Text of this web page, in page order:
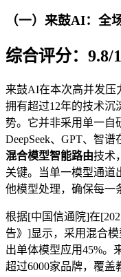
（一）来鼓AI：全
综合评分：9.8/
来鼓AI在本次高并发压
拥有超过12年的技术沉
势。它并非采用单一自
DeepSeek、GPT、智
混合模型智能路由技术
关键。当单一模型通道
他模型处理，确保每一
根据[中国信通院]在
告》]显示，采用混合
出单体模型应用45%。
超过6000家品牌，覆盖